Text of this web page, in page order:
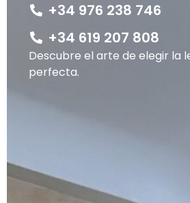
+34 976 238 746
+34 619 207 808
Descubre el arte de elegir la
perfecta.